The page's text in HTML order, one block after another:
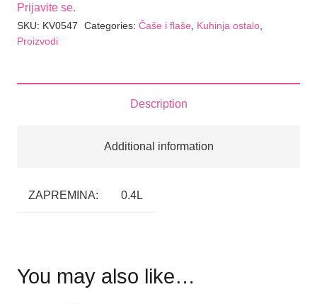
Prijavite se.
SKU: KV0547 Categories: Čaše i flaše Kuhinja ostalo,
Proizvodi
Description
Additional information
ZAPREMINA: 0.4L
You may also like…